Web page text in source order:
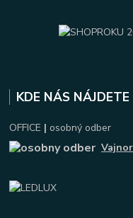
KDE NÁS NÁJDETE
OFFICE | osobný odber